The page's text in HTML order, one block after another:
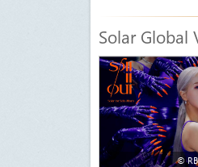
Solar Global
©